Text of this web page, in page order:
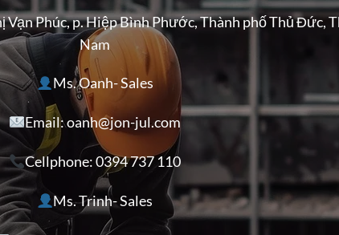
Vạn Phúc, p. Hiệp Bình Phước, Thành phố Thủ Đức,
Nam
Ms. Oanh- Sales
Email: oanh@jon-jul.com
Cellphone:0394 737 110
Ms. Trinh- Sales